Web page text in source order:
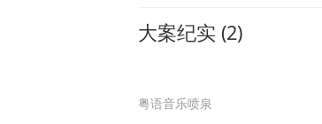
大案纪实 (2)
粤语音乐喷泉